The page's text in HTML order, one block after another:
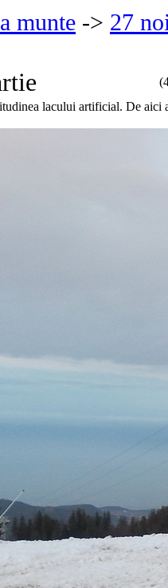
munte -> 27
lacului artificial. De